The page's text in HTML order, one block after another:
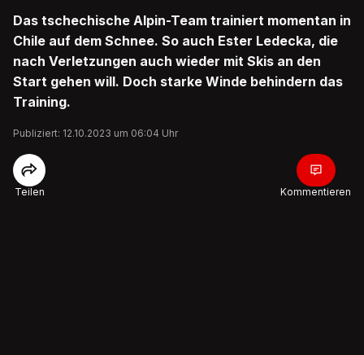
Das tschechische Alpin-Team trainiert momentan in
Chile auf dem Schnee. So auch Ester Ledecka, die
nach Verletzungen auch wieder mit Skis an den
Start gehen will. Doch starke Winde behindern das
Training.
Publiziert: 12.10.2023 um 06:04 Uhr
Teilen Kommentieren